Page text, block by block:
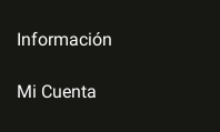
Información
Mi Cuenta